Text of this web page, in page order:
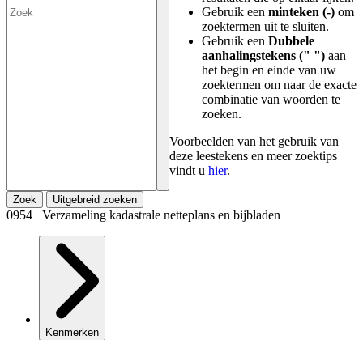
Gebruik een minteken (-) om
zoektermen uit te sluiten.
Gebruik een Dubbele
aanhalingstekens (" ") aan
het begin en einde van uw
zoektermen om naar de exacte
combinatie van woorden te
zoeken.
Voorbeelden van het gebruik van
deze leestekens en meer zoektips
vindt u hier.
Zoek Uitgebreid zoeken
0954 Verzameling kadastrale netteplans en bijbladen
Kenmerken